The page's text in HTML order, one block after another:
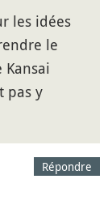
les idées
le
pas y
Répondre